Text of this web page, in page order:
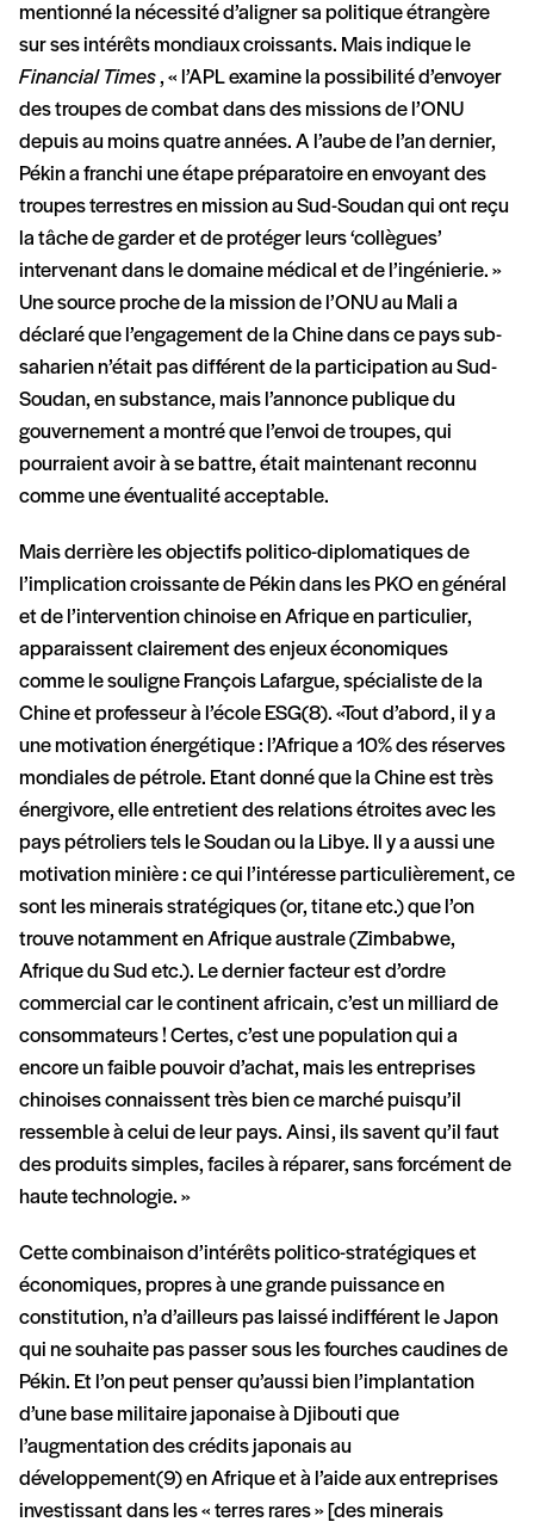
mentionné la nécessité d’aligner sa politique étrangère
sur ses intérêts mondiaux croissants. Mais indique le
Financial Times, « l’APL examine la possibilité d’envoyer
des troupes de combat dans des missions de l’ONU
depuis au moins quatre années. A l’aube de l’an dernier,
Pékin a franchi une étape préparatoire en envoyant des
troupes terrestres en mission au Sud-Soudan qui ont reçu
la tâche de garder et de protéger leurs ‘collègues’
intervenant dans le domaine médical et de l’ingénierie. »
Une source proche de la mission de l’ONU au Mali a
déclaré que l’engagement de la Chine dans ce pays sub-
saharien n’était pas différent de la participation au Sud-
Soudan, en substance, mais l’annonce publique du
gouvernement a montré que l’envoi de troupes, qui
pourraient avoir à se battre, était maintenant reconnu
comme une éventualité acceptable.
Mais derrière les objectifs politico-diplomatiques de
l’implication croissante de Pékin dans les PKO en général
et de l’intervention chinoise en Afrique en particulier,
apparaissent clairement des enjeux économiques
comme le souligne François Lafargue, spécialiste de la
Chine et professeur à l’école ESG(8). «Tout d’abord, il y a
une motivation énergétique : l’Afrique a 10% des réserves
mondiales de pétrole. Etant donné que la Chine est très
énergivore, elle entretient des relations étroites avec les
pays pétroliers tels le Soudan ou la Libye. Il y a aussi une
motivation minière : ce qui l’intéresse particulièrement, ce
sont les minerais stratégiques (or, titane etc.) que l’on
trouve notamment en Afrique australe (Zimbabwe,
Afrique du Sud etc.). Le dernier facteur est d’ordre
commercial car le continent africain, c’est un milliard de
consommateurs ! Certes, c’est une population qui a
encore un faible pouvoir d’achat, mais les entreprises
chinoises connaissent très bien ce marché puisqu’il
ressemble à celui de leur pays. Ainsi, ils savent qu’il faut
des produits simples, faciles à réparer, sans forcément de
haute technologie. »
Cette combinaison d’intérêts politico-stratégiques et
économiques, propres à une grande puissance en
constitution, n’a d’ailleurs pas laissé indifférent le Japon
qui ne souhaite pas passer sous les fourches caudines de
Pékin. Et l’on peut penser qu’aussi bien l’implantation
d’une base militaire japonaise à Djibouti que
l’augmentation des crédits japonais au
développement(9) en Afrique et à l’aide aux entreprises
investissant dans les « terres rares » [des minerais